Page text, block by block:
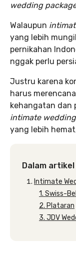
wedding
Walaupun
yang lebih
pernikahan
nggak perlu
Justru karena
harus
kehangatan dan
intimate wedding
yang lebih
Dalam artikel
Intimate
1. Swiss-
2. Plataran
3. JDV